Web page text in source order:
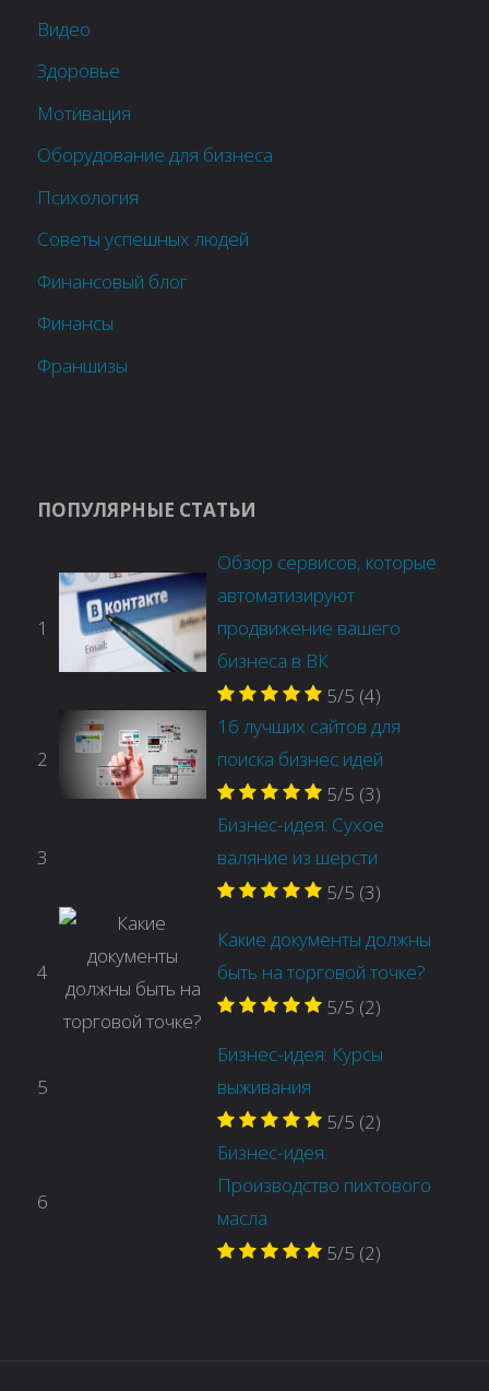
Видео
Здоровье
Мотивация
Оборудование для бизнеса
Психология
Советы успешных людей
Финансовый блог
Финансы
Франшизы
ПОПУЛЯРНЫЕ СТАТЬИ
1
Обзор сервисов, которые
автоматизируют
продвижение вашего
бизнеса в ВК
5/5 (4)
2
16 лучших сайтов для
поиска бизнес идей
5/5 (3)
3
Бизнес-идея: Сухое
валяние из шерсти
5/5 (3)
4
Какие документы должны
быть на торговой точке?
5/5 (2)
5
Бизнес-идея: Курсы
выживания
5/5 (2)
6
Бизнес-идея:
Производство пихтового
масла
5/5 (2)